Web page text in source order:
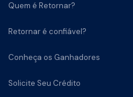
Quem é Retornar?
Retornar é confiável?
Conheça os Ganhadores
Solicite Seu Crédito